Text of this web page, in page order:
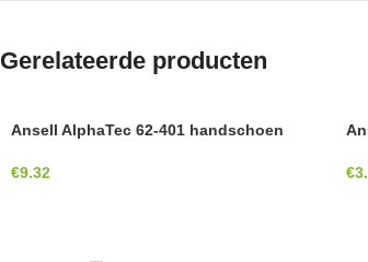
Gerelateerde producten
Ansell AlphaTec 62-401 handschoen
€9.32 €